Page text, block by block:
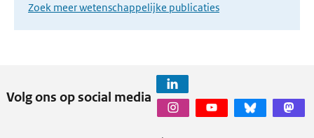
Zoek meer wetenschappelijke publicaties
Volg ons op social media